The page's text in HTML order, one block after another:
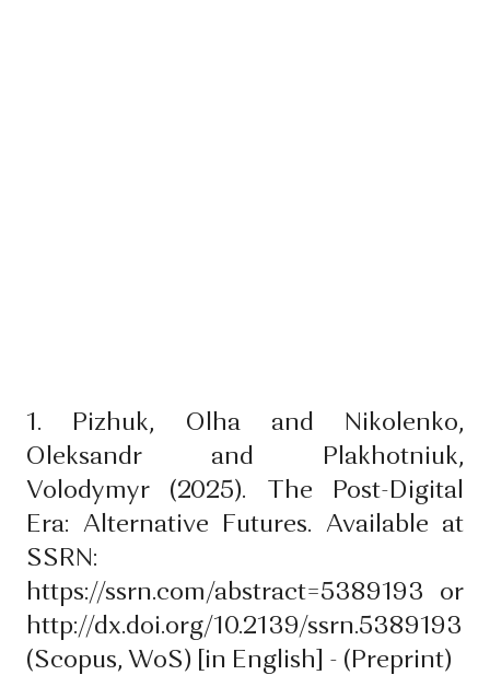
1. Pizhuk, Olha and Nikolenko,
Oleksandr and Plakhotniuk,
Volodymyr (2025). The Post-Digital
Era: Alternative Futures. Available at
SSRN:
https://ssrn.com/abstract=5389193 or
http://dx.doi.org/10.2139/ssrn.5389193
(Scopus, WoS) [in English] - (Preprint)